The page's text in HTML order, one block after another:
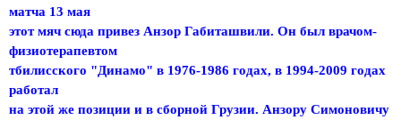
матча 13 мая
этот мяч сюда привез Анзор Габиташвили. Он был врачом-
физиотерапевтом
тбилисского "Динамо" в 1976-1986 годах, в 1994-2009 годах
работал
на этой же позиции и в сборной Грузии. Анзору Симоновичу